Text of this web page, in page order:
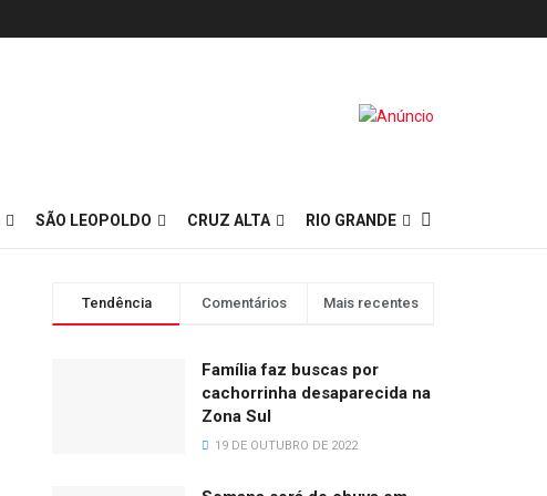
SÃO LEOPOLDO CRUZ ALTA RIO GRANDE
Tendência Comentários Mais recentes
Família faz buscas por
cachorrinha desaparecida na
Zona Sul
19 DE OUTUBRO DE 2022